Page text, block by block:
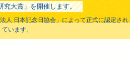
究大賞」を開催します。
人 日本記念日協会」によって正式に認定され
ています。